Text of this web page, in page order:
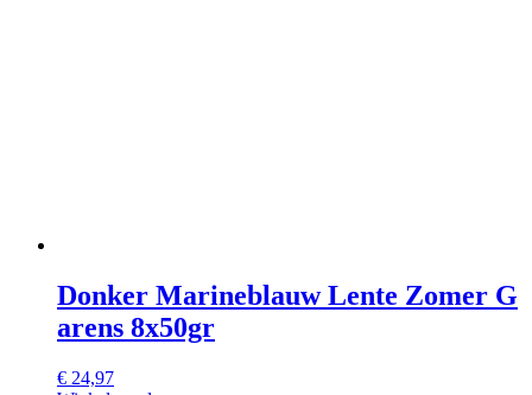
Donker Marineblauw Lente Zomer G
arens 8x50gr
€ 24,97